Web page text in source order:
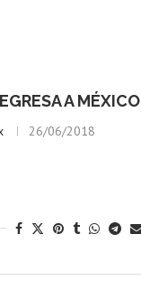
A MÉXICO
26/06/2018